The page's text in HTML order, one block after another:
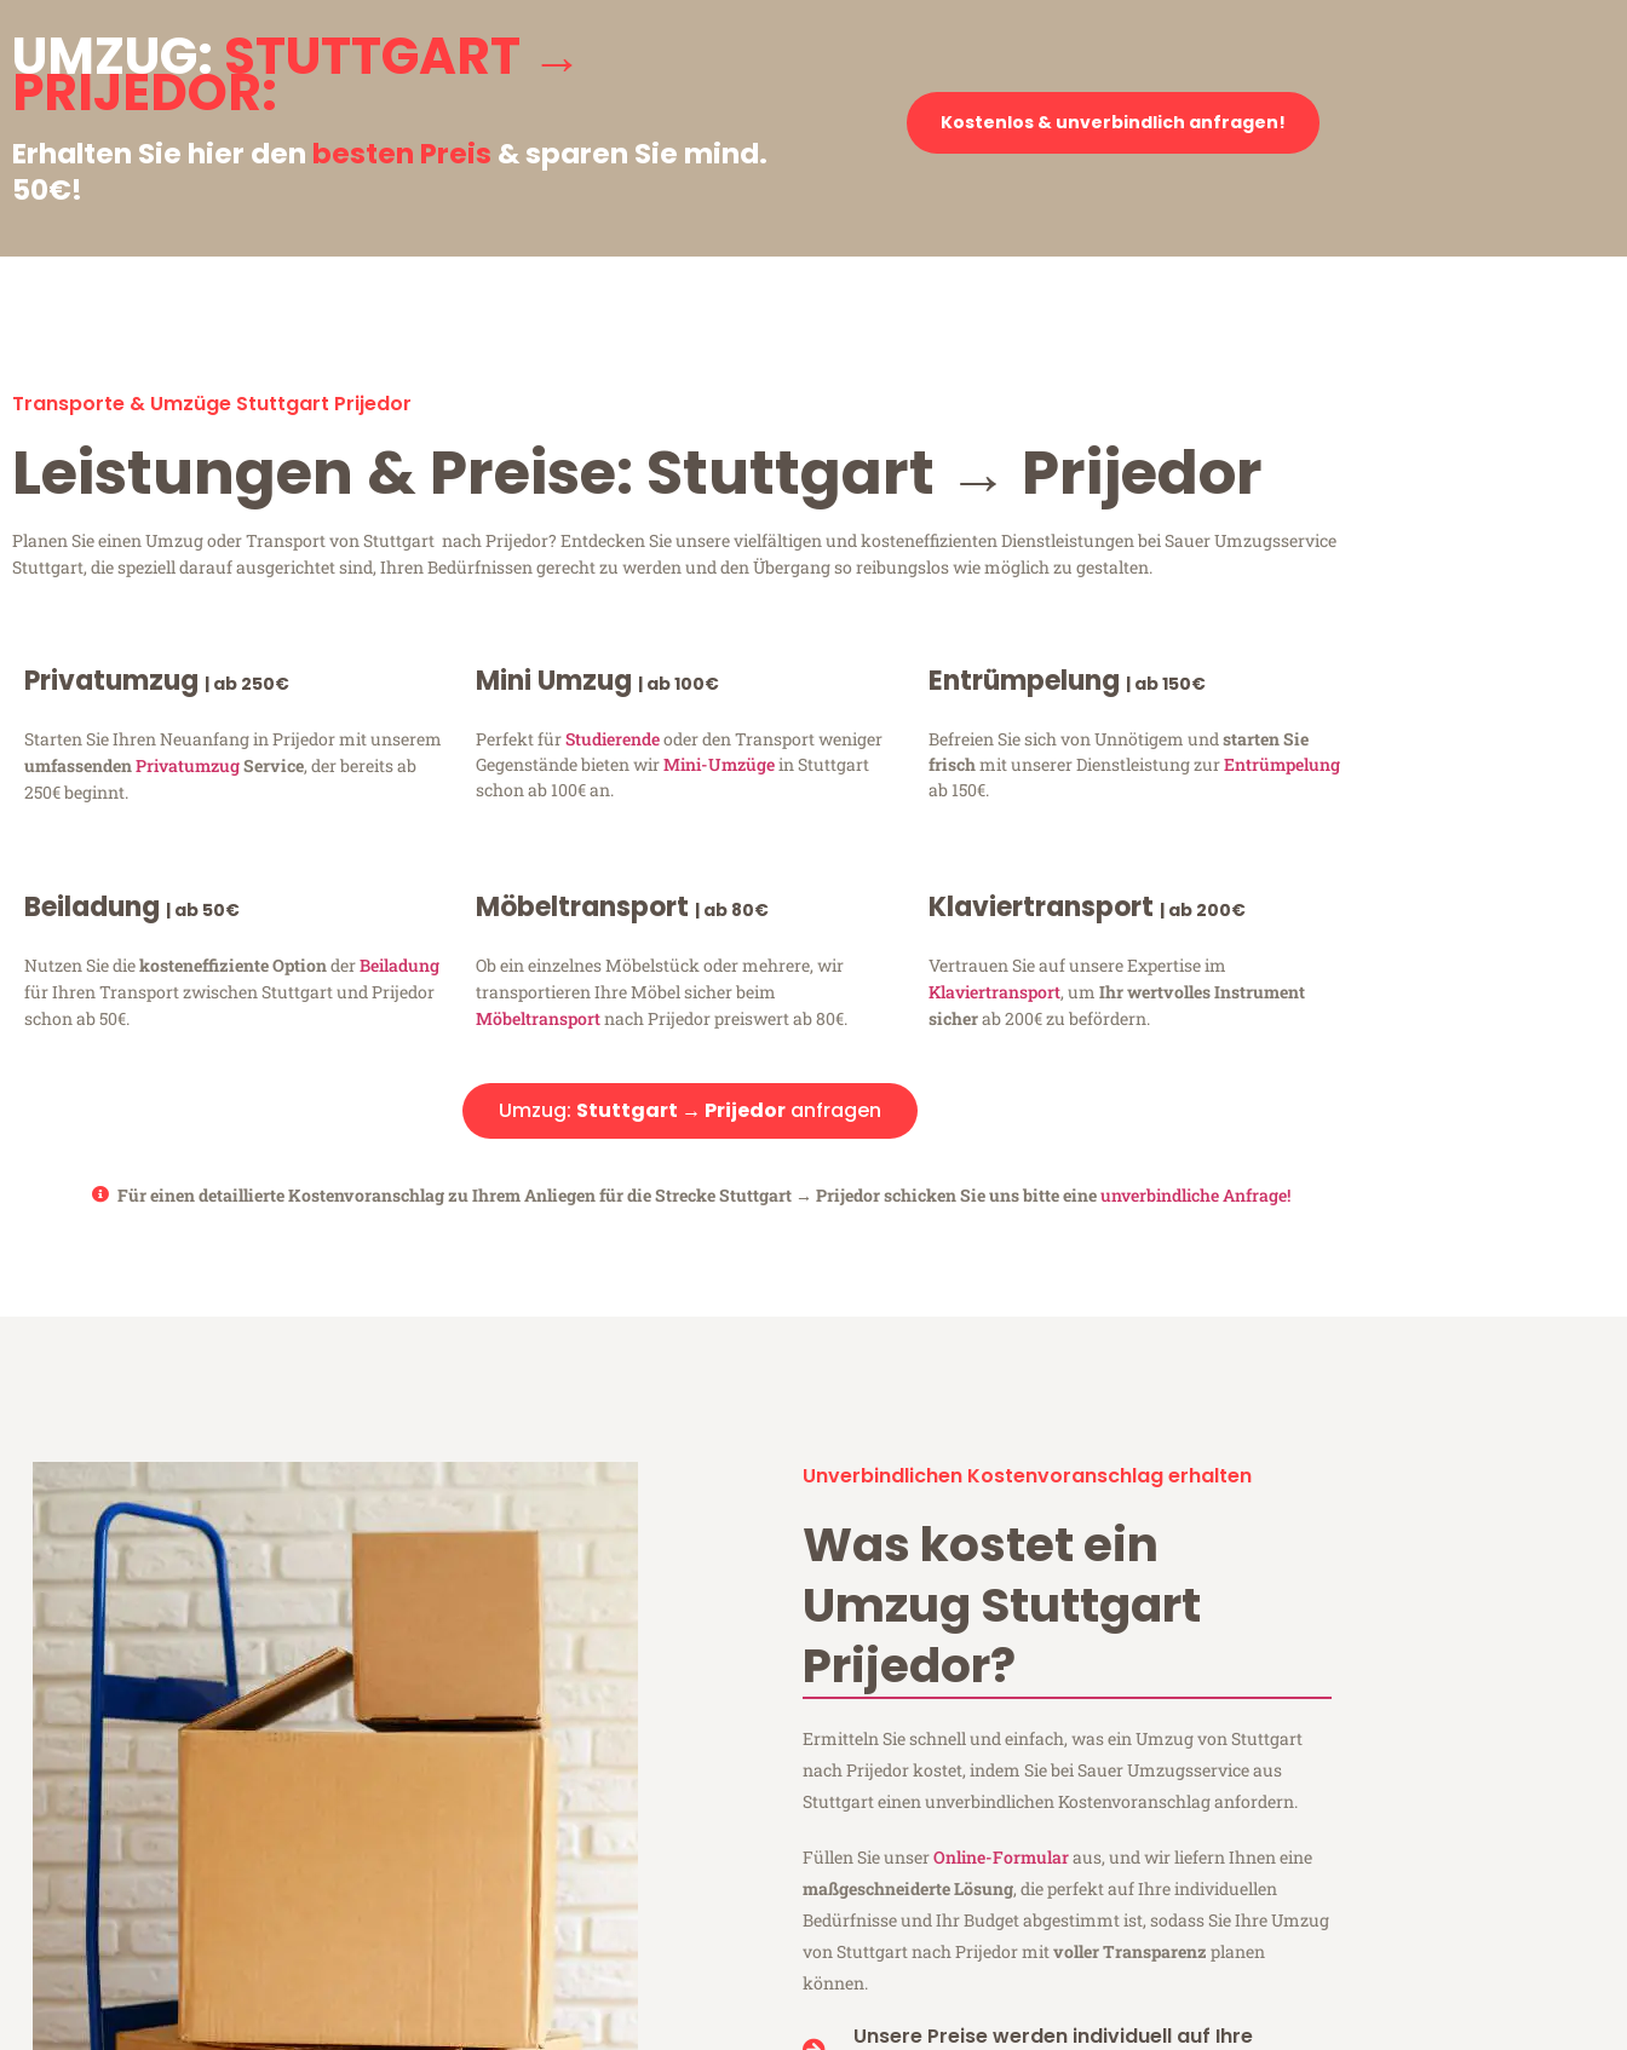
UMZUG:STUTTGART →
PRIJEDOR:
Erhalten Sie hier den besten Preis & sparen Sie mind.
50€!
Kostenlos & unverbindlich anfragen!
Transporte & Umzüge Stuttgart Prijedor
Leistungen & Preise: Stuttgart → Prijedor
Planen Sie einen Umzug oder Transport von Stuttgart nach Prijedor? Entdecken Sie unsere vielfältigen und kosteneffizienten Dienstleistungen bei Sauer Umzugsservice
Stuttgart, die speziell darauf ausgerichtet sind, Ihren Bedürfnissen gerecht zu werden und den Übergang so reibungslos wie möglich zu gestalten.
Privatumzug | ab 250€
Starten Sie Ihren Neuanfang in Prijedor mit unserem
umfassendenPrivatumzugService, der bereits ab
250€ beginnt.
Mini Umzug | ab 100€
Perfekt fürStudierendeoder den Transport weniger
Gegenstände bieten wirMini-Umzügein Stuttgart
schon ab 100€ an.
Entrümpelung | ab 150€
Befreien Sie sich von Unnötigem und starten Sie
frischmit unserer Dienstleistung zurEntrümpelung
ab 150€.
Beiladung | ab 50€
Nutzen Sie diekosteneffiziente OptionderBeiladung
für Ihren Transport zwischen Stuttgart und Prijedor
schon ab 50€.
Möbeltransport | ab 80€
Ob ein einzelnes Möbelstück oder mehrere, wir
transportieren Ihre Möbel sicher beim
Möbeltransportnach Prijedor preiswert ab 80€.
Klaviertransport | ab 200€
Vertrauen Sie auf unsere Expertise im
Klaviertransport, um Ihr wertvolles Instrument
sicherab 200€ zu befördern.
Umzug: Stuttgart → Prijedor anfragen
Für einen detaillierte Kostenvoranschlag zu Ihrem Anliegen für die Strecke Stuttgart → Prijedor schicken Sie uns bitte eineunverbindliche Anfrage!
Unverbindlichen Kostenvoranschlag erhalten
Was kostet ein
Umzug Stuttgart
Prijedor?
Ermitteln Sie schnell und einfach, was ein Umzug von Stuttgart
nach Prijedor kostet, indem Sie bei Sauer Umzugsservice aus
Stuttgart einen unverbindlichen Kostenvoranschlag anfordern.
Füllen Sie unserOnline-Formularaus, und wir liefern Ihnen eine
maßgeschneiderte Lösung, die perfekt auf Ihre individuellen
Bedürfnisse und Ihr Budget abgestimmt ist, sodass Sie Ihre Umzug
von Stuttgart nach Prijedor mitvoller Transparenz planen
können.
Unsere Preise werden individuell auf Ihre